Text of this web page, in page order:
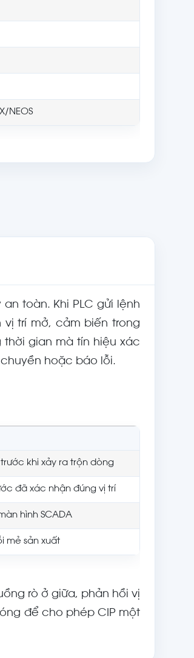
NEOS
toàn. Khi PLC gửi lệnh
vị trí mở, cảm biến trong
thời gian mà tín hiệu xác
hoặc báo lỗi.
khi xảy ra trộn dòng
đã xác nhận đúng vị trí
hình SCADA
mẻ sản xuất
rò ở giữa, phản hồi vị
để cho phép CIP một